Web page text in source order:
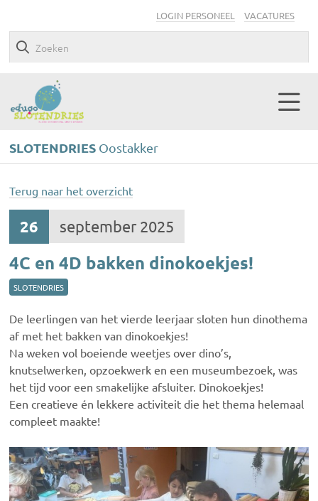
LOGIN PERSONEEL VACATURES
SLOTENDRIES Oostakker
Terug naar het overzicht
26 september 2025
4C en 4D bakken dinokoekjes!
SLOTENDRIES
De leerlingen van het vierde leerjaar sloten hun dinothema
af met het bakken van dinokoekjes!
Na weken vol boeiende weetjes over dino’s,
knutselwerken, opzoekwerk en een museumbezoek, was
het tijd voor een smakelijke afsluiter. Dinokoekjes!
Een creatieve én lekkere activiteit die het thema helemaal
compleet maakte!